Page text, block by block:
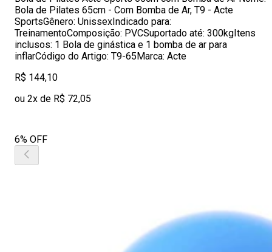
Bola de Pilates 65cm - Com Bomba de Ar, T9 - Acte
SportsGênero: UnissexIndicado para:
TreinamentoComposição: PVCSuportado até: 300kgItens
inclusos: 1 Bola de ginástica e 1 bomba de ar para
inflarCódigo do Artigo: T9-65Marca: Acte
R$ 144,10
ou 2x de R$ 72,05
6% OFF